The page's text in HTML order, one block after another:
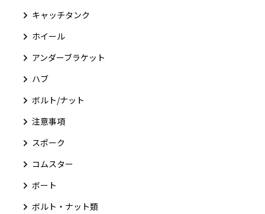
キャッチタンク
ホイール
アンダーブラケット
ハブ
ボルト/ナット
注意事項
スポーク
コムスター
ボート
ボルト・ナット類